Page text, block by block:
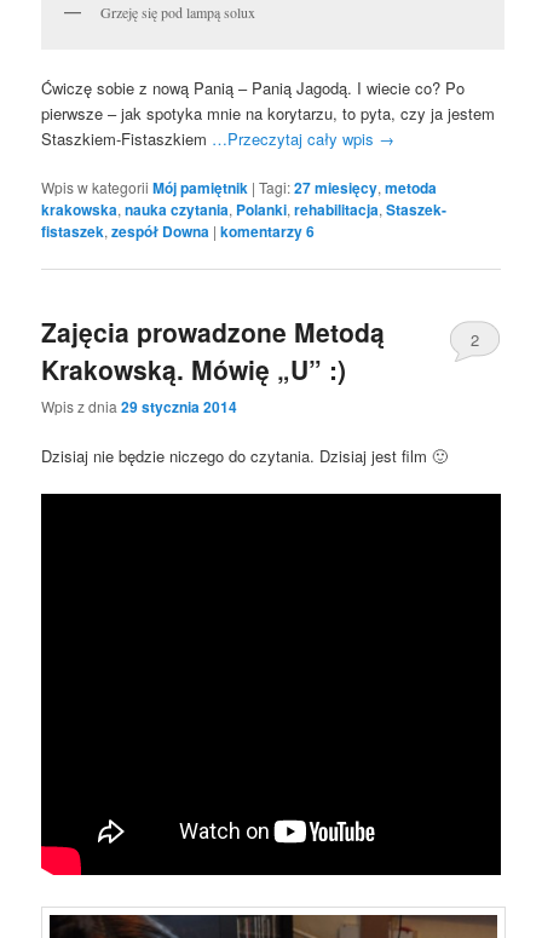
Grzeję się pod lampą solux
Ćwiczę sobie z nową Panią – Panią Jagodą. I wiecie co? Po
pierwsze – jak spotyka mnie na korytarzu, to pyta, czy ja jestem
Staszkiem-Fistaszkiem …Przeczytaj cały wpis →
Wpis w kategoriiMój pamiętnik |Tagi:27 miesięcy,metoda
krakowska,nauka czytania, Polanki,rehabilitacja,Staszek-
fistaszek,zespół Downa |komentarzy6
Zajęcia prowadzone Metodą
Krakowską. Mówię „U” :)
Wpis z dnia29 stycznia 2014
2
Dzisiaj nie będzie niczego do czytania. Dzisiaj jest film 🙂